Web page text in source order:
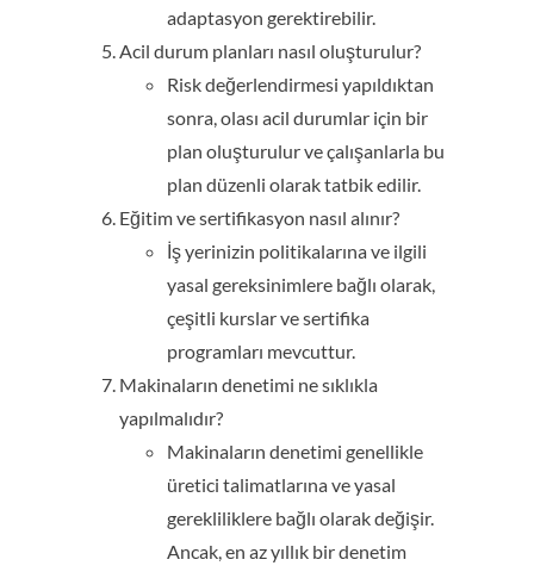
adaptasyon gerektirebilir.
Acil durum planları nasıl oluşturulur?
Risk değerlendirmesi yapıldıktan
sonra, olası acil durumlar için bir
plan oluşturulur ve çalışanlarla bu
plan düzenli olarak tatbik edilir.
Eğitim ve sertifikasyon nasıl alınır?
İş yerinizin politikalarına ve ilgili
yasal gereksinimlere bağlı olarak,
çeşitli kurslar ve sertifika
programları mevcuttur.
Makinaların denetimi ne sıklıkla
yapılmalıdır?
Makinaların denetimi genellikle
üretici talimatlarına ve yasal
gerekliliklere bağlı olarak değişir.
Ancak, en az yıllık bir denetim